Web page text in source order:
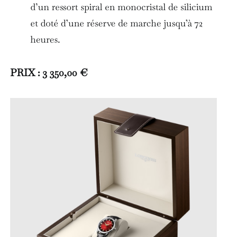
d’un ressort spiral en monocristal de silicium
et doté d’une réserve de marche jusqu’à 72
heures.
PRIX : 3 350,00 €